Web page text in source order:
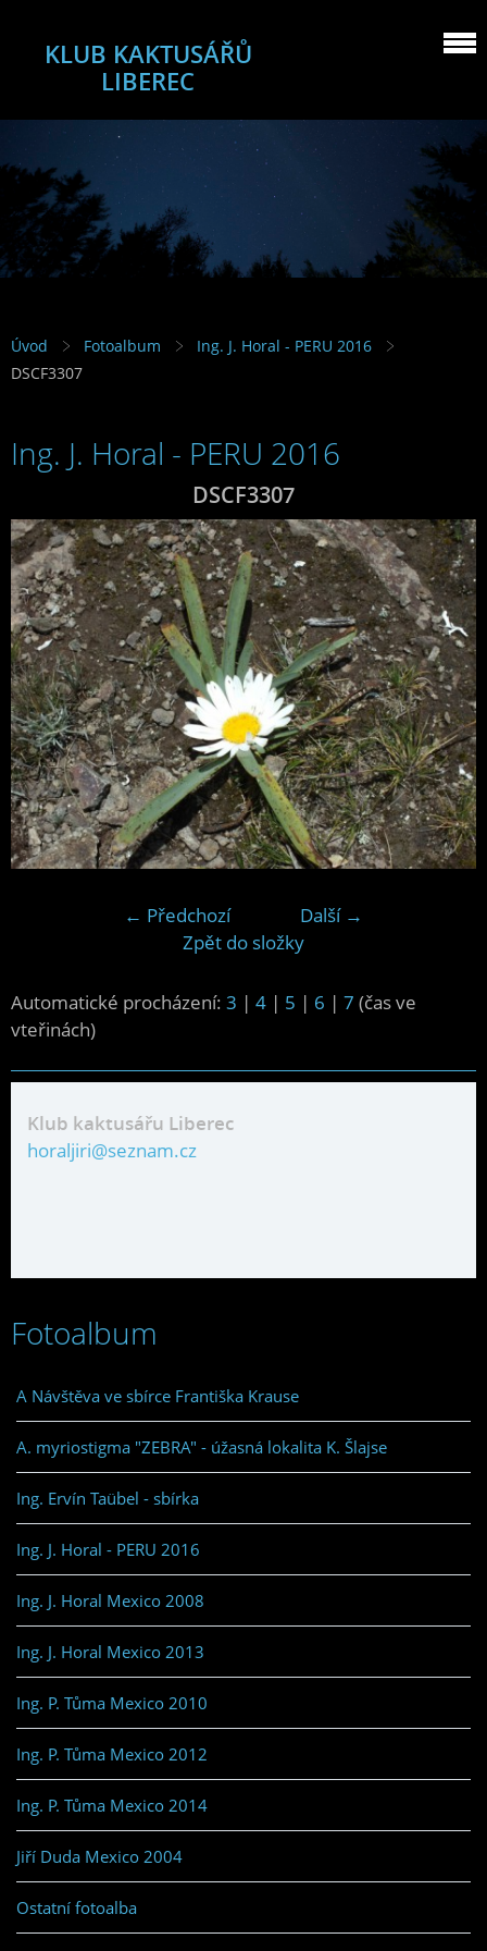
KLUB KAKTUSÁŘŮ
LIBEREC
Úvod Fotoalbum
Ing. J. Horal - PERU 2016
DSCF3307
Ing. J. Horal - PERU 2016
DSCF3307
← Předchozí
Další →
Zpět do složky
Automatické procházení: 3 | 4 | 5 | 6 | 7 (čas ve
vteřinách)
Klub kaktusářu Liberec
horaljiri@seznam.cz
Fotoalbum
A Návštěva ve sbírce Františka Krause
A. myriostigma "ZEBRA" - úžasná lokalita K. Šlajse
Ing. Ervín Taübel - sbírka
Ing. J. Horal - PERU 2016
Ing. J. Horal Mexico 2008
Ing. J. Horal Mexico 2013
Ing. P. Tůma Mexico 2010
Ing. P. Tůma Mexico 2012
Ing. P. Tůma Mexico 2014
Jiří Duda Mexico 2004
Ostatní fotoalba